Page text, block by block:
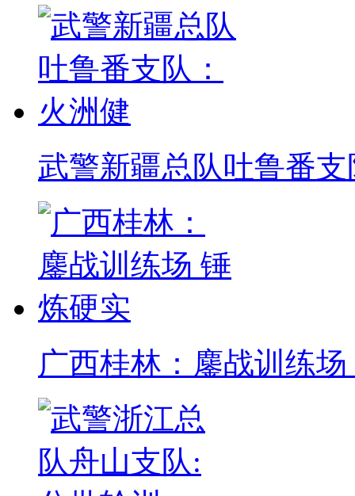
武警新疆总队吐鲁番
广西桂林：鏖战训练